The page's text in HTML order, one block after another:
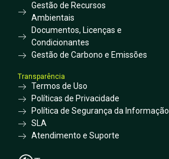
Gestão de Recursos
Ambientais
Documentos, Licenças e
Condicionantes
Gestão de Carbono e Emissões
Transparência
Termos de Uso
Políticas de Privacidade
Política de Segurança da Informação
SLA
Atendimento e Suporte